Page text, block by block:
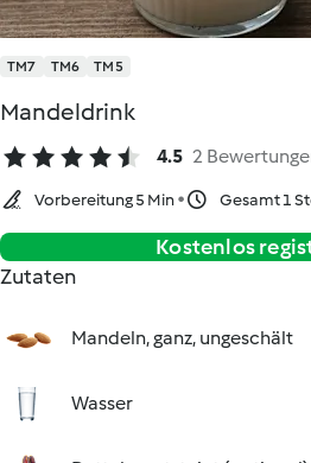
TM7 TM6 TM5
Mandeldrink
4.5 2
Vorbereitung 5 Min Gesamt 1
Kostenlos
Zutaten
Mandeln, ganz, ungeschält
Wasser